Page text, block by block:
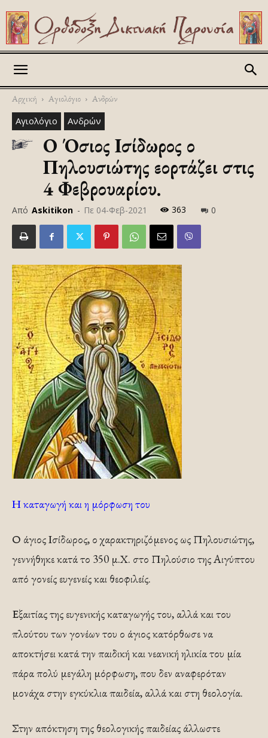
Αρχική Αγιολόγιο Ανδρών
Αγιολόγιο Ανδρών
Ο Όσιος Ισίδωρος ο
Πηλουσιώτης εορτάζει στις
4 Φεβρουαρίου.
Από Askitikon - Πε 04-Φεβ-2021 363 0
Η καταγωγή και η μόρφωση του
Ο άγιος Ισίδωρος, ο χαρακτηριζόμενος ως Πηλουσιώτης,
γεννήθηκε κατά το 350 μ.Χ. στο Πηλούσιο της Αιγύπτου
από γονείς ευγενείς και θεοφιλείς.
Εξαιτίας της ευγενικής καταγωγής του, αλλά και του
πλούτου των γονέων του ο άγιος κατόρθωσε να
αποκτήσει κατά την παιδική και νεανική ηλικία του μία
πάρα πολύ μεγάλη μόρφωση, που δεν αναφερόταν
μονάχα στην εγκύκλια παιδεία, αλλά και στη θεολογία.
Στην απόκτηση της θεολογικής παιδείας άλλωστε